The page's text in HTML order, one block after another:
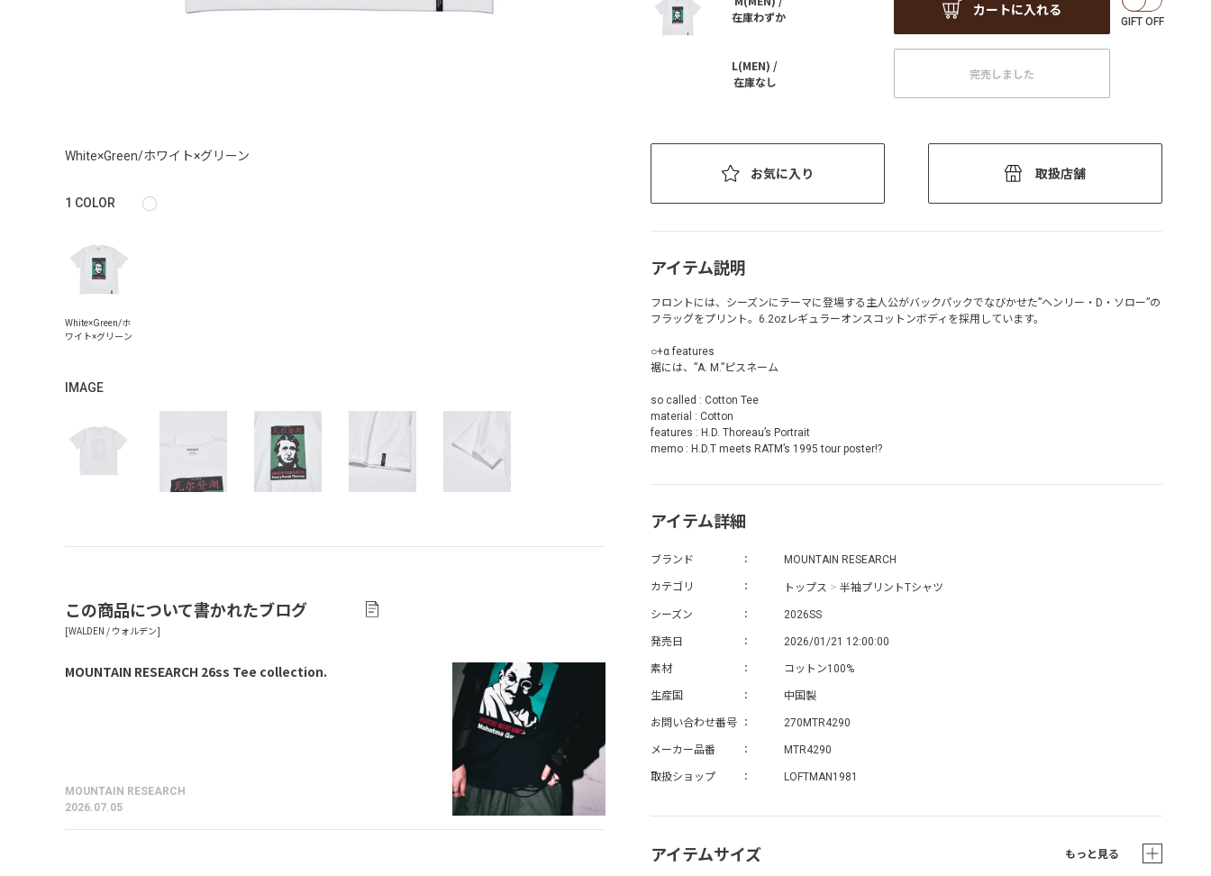
White×Green/ホワイト×グリーン
1 COLOR
IMAGE
この商品について書かれたブログ
MOUNTAIN RESEARCH 26ss Tee collection.
MOUNTAIN RESEARCH
2026.07.05
在庫わずか
カートに入れる
L(MEN) /
在庫なし
完売しました
お気に入り 取扱店舗
アイテム説明
フロントには、シーズンにテーマに登場する主人公がバックパックでなびかせた”ヘンリー・D・ソロー”の
フラッグをプリント。6.2ozレギュラーオンスコットンボディを採用しています。
○+α features
裾には、”A. M.”ピスネーム
so called : Cotton Tee
material : Cotton
features : H.D. Thoreau’s Portrait
memo : H.D.T meets RATM’s 1995 tour poster!?
アイテム詳細
ブランド MOUNTAIN RESEARCH
カテゴリ トップス > 半袖プリントTシャツ
シーズン 2026SS
発売日 2026/01/21 12:00:00
素材 コットン100%
生産国 中国製
お問い合わせ番号 270MTR4290
メーカー品番 MTR4290
取扱ショップ LOFTMAN1981
アイテムサイズ もっと見る